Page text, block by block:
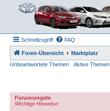
Schnellzugriff FAQ
Foren-Übersicht
Marktplatz
Unbeantwortete Themen
Aktive Themen
Forumsregeln
Wichtige Hinweise: